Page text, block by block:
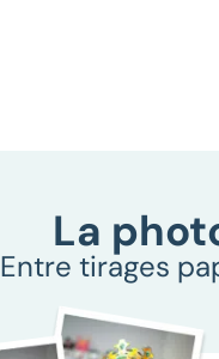
La
Entre tirages